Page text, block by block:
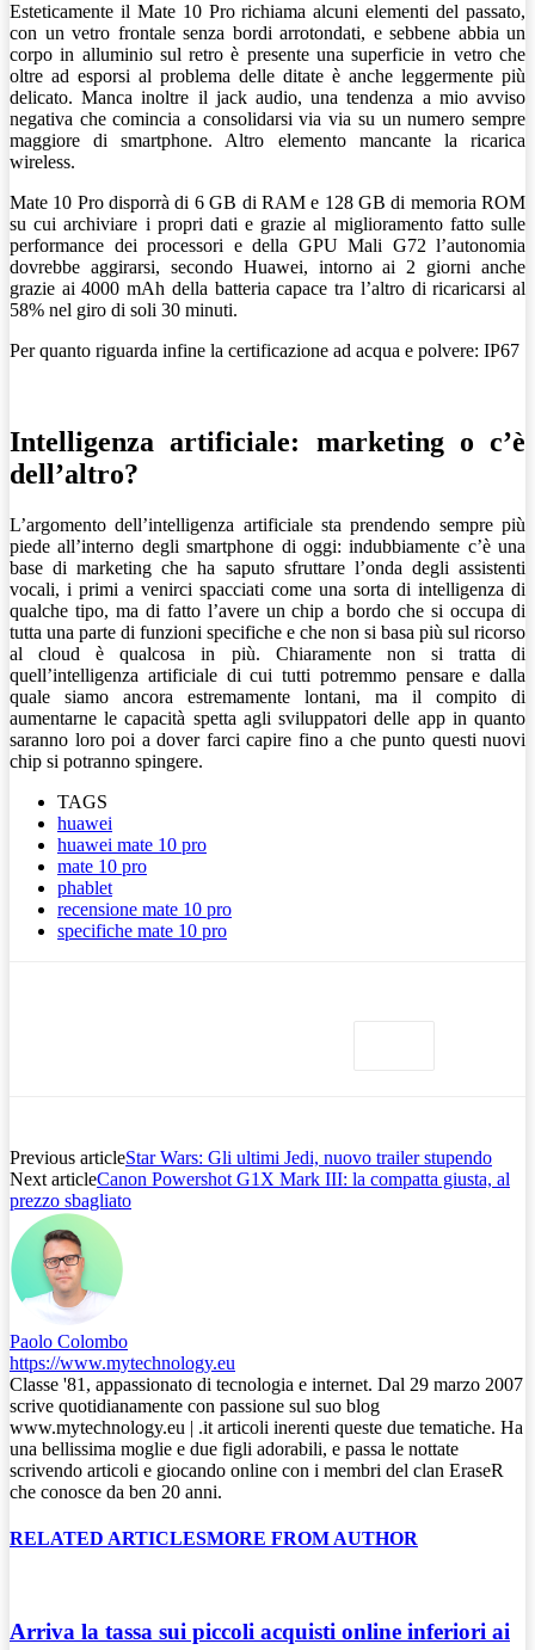
Esteticamente il Mate 10 Pro richiama alcuni elementi del passato,
con un vetro frontale senza bordi arrotondati, e sebbene abbia un
corpo in alluminio sul retro è presente una superficie in vetro che
oltre ad esporsi al problema delle ditate è anche leggermente più
delicato. Manca inoltre il jack audio, una tendenza a mio avviso
negativa che comincia a consolidarsi via via su un numero sempre
maggiore di smartphone. Altro elemento mancante la ricarica
wireless.
Mate 10 Pro disporrà di 6 GB di RAM e 128 GB di memoria ROM
su cui archiviare i propri dati e grazie al miglioramento fatto sulle
performance dei processori e della GPU Mali G72 l’autonomia
dovrebbe aggirarsi, secondo Huawei, intorno ai 2 giorni anche
grazie ai 4000 mAh della batteria capace tra l’altro di ricaricarsi al
58% nel giro di soli 30 minuti.
Per quanto riguarda infine la certificazione ad acqua e polvere: IP67
Intelligenza artificiale: marketing o c’è
dell’altro?
L’argomento dell’intelligenza artificiale sta prendendo sempre più
piede all’interno degli smartphone di oggi: indubbiamente c’è una
base di marketing che ha saputo sfruttare l’onda degli assistenti
vocali, i primi a venirci spacciati come una sorta di intelligenza di
qualche tipo, ma di fatto l’avere un chip a bordo che si occupa di
tutta una parte di funzioni specifiche e che non si basa più sul ricorso
al cloud è qualcosa in più. Chiaramente non si tratta di
quell’intelligenza artificiale di cui tutti potremmo pensare e dalla
quale siamo ancora estremamente lontani, ma il compito di
aumentarne le capacità spetta agli sviluppatori delle app in quanto
saranno loro poi a dover farci capire fino a che punto questi nuovi
chip si potranno spingere.
TAGS
huawei
huawei mate 10 pro
mate 10 pro
phablet
recensione mate 10 pro
specifiche mate 10 pro
Previous articleStar Wars: Gli ultimi Jedi, nuovo trailer stupendo
Next articleCanon Powershot G1X Mark III: la compatta giusta, al
prezzo sbagliato
Paolo Colombo
https://www.mytechnology.eu
Classe '81, appassionato di tecnologia e internet. Dal 29 marzo 2007
scrive quotidianamente con passione sul suo blog
www.mytechnology.eu | .it articoli inerenti queste due tematiche. Ha
una bellissima moglie e due figli adorabili, e passa le nottate
scrivendo articoli e giocando online con i membri del clan EraseR
che conosce da ben 20 anni.
RELATED ARTICLESMORE FROM AUTHOR
Arriva la tassa sui piccoli acquisti online inferiori ai